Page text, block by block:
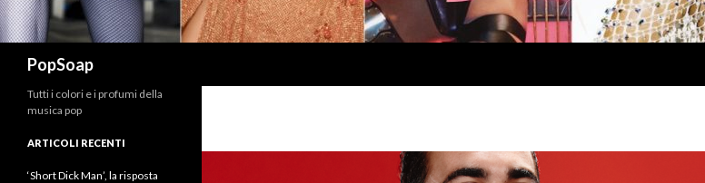
PopSoap
Tutti i colori e i profumi della
musica pop
ARTICOLI RECENTI
‘Short Dick Man’, la risposta